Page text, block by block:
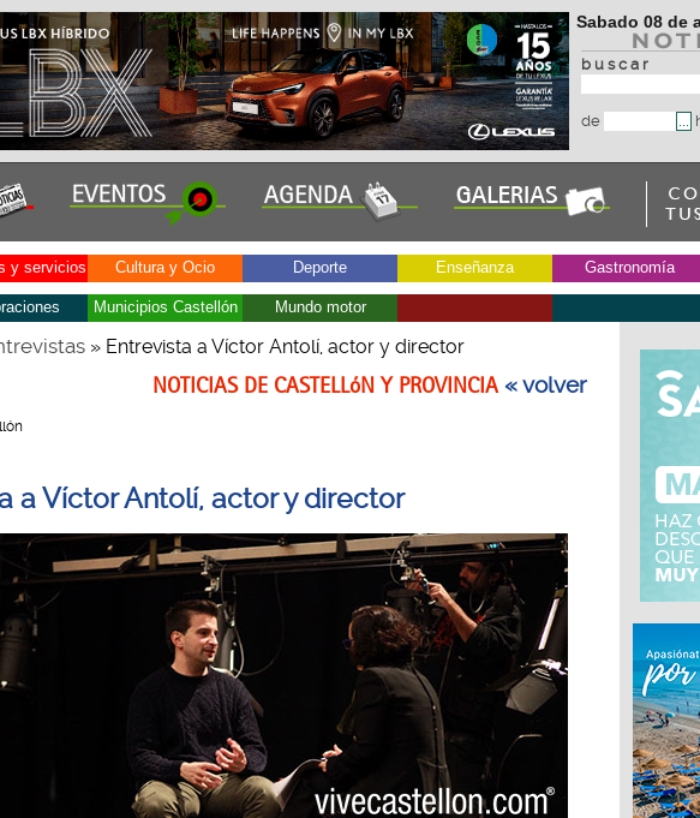
Sabado 08 de
b u s c a r
de
y servicios Cultura y Ocio Deporte Enseñanza Gastronomía
Municipios Castellón Mundo motor
» Entrevista a Víctor Antolí, actor y director
NOTICIAS DE CASTELLóN Y PROVINCIA« volver
a Víctor Antolí, actor y director